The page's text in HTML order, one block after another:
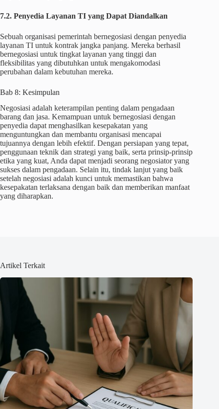
7.2. Penyedia Layanan TI yang Dapat Diandalkan
Sebuah organisasi pemerintah bernegosiasi dengan penyedia
layanan TI untuk kontrak jangka panjang. Mereka berhasil
bernegosiasi untuk tingkat layanan yang tinggi dan
fleksibilitas yang dibutuhkan untuk mengakomodasi
perubahan dalam kebutuhan mereka.
Bab 8: Kesimpulan
Negosiasi adalah keterampilan penting dalam pengadaan
barang dan jasa. Kemampuan untuk bernegosiasi dengan
penyedia dapat menghasilkan kesepakatan yang
menguntungkan dan membantu organisasi mencapai
tujuannya dengan lebih efektif. Dengan persiapan yang tepat,
penggunaan teknik dan strategi yang baik, serta prinsip-prinsip
etika yang kuat, Anda dapat menjadi seorang negosiator yang
sukses dalam pengadaan. Selain itu, tindak lanjut yang baik
setelah negosiasi adalah kunci untuk memastikan bahwa
kesepakatan terlaksana dengan baik dan memberikan manfaat
yang diharapkan.
Artikel Terkait